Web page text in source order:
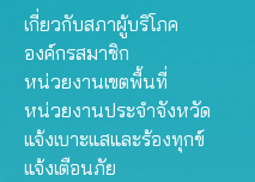
เกี่ยวกับสภาผู้บริโภค
องค์กรสมาชิก
หน่วยงานเขตพื้นที่
หน่วยงานประจำจังหวัด
แจ้งเบาะแสและร้องทุกข์
แจ้งเตือนภัย